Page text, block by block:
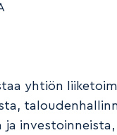
yhtiön
ja